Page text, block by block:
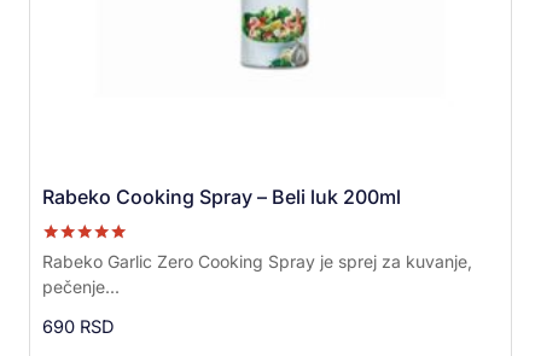
Rabeko Cooking Spray – Beli luk 200ml
Ocenjeno sa
5.00
od 5
Rabeko Garlic Zero Cooking Spray je sprej za kuvanje,
pečenje...
690 RSD